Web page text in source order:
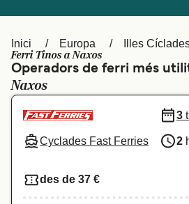
Ελλάδα
Polska
Schweiz (DE)
Inici Europa Illes
Ferri Tinos a Naxos
Operadors de ferri més
Naxos
Cyclades Fast Ferries
3
2
des de 37 €